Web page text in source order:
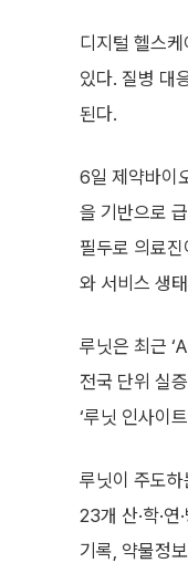
디지털 헬스
있다. 질병 대
된다.
6일 제약바이
을 기반으로
필두로 의료
와 서비스 생
루닛은 최근
전국 단위 실
‘루닛 인사이
루닛이 주도
23개 산·학·
기록, 약물정